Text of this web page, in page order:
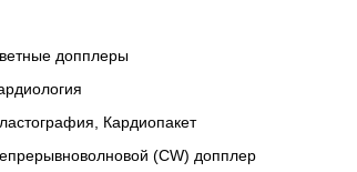
допплеры
Кардиопакет
(CW) допплер